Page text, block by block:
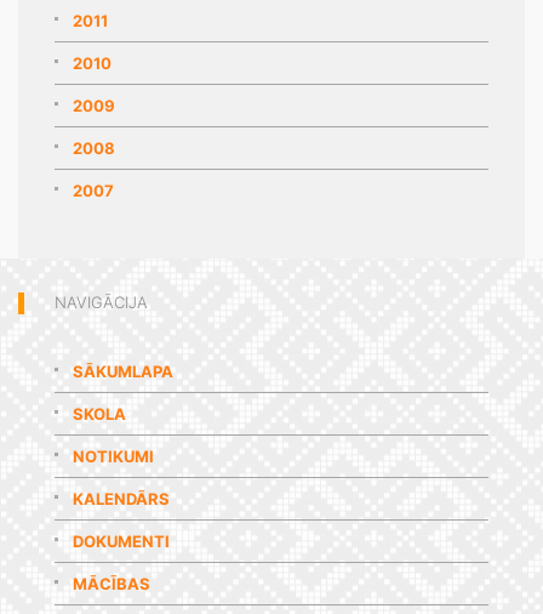
2011
2010
2009
2008
2007
NAVIGĀCIJA
SĀKUMLAPA
SKOLA
NOTIKUMI
KALENDĀRS
DOKUMENTI
MĀCĪBAS